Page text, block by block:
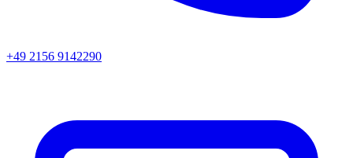
+49 2156 9142290